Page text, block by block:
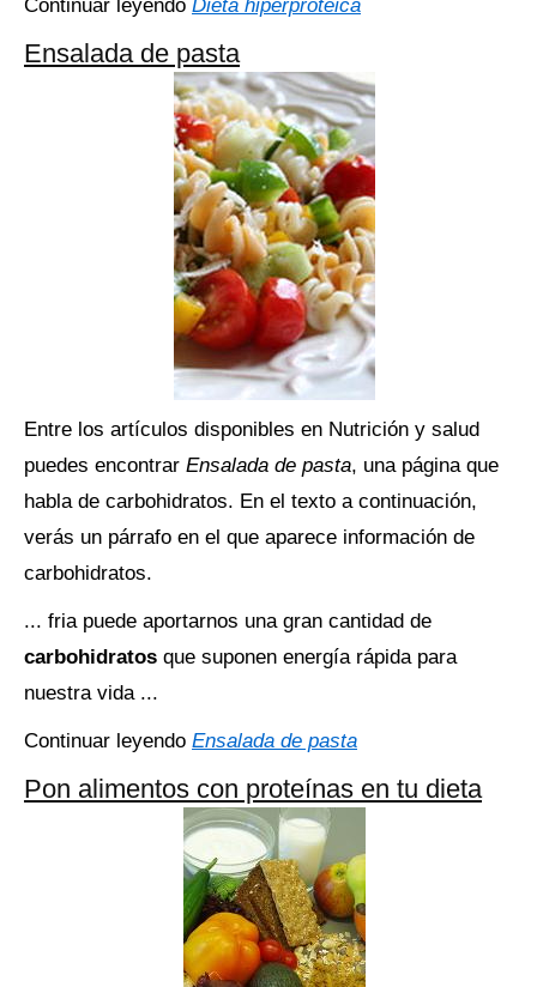
Continuar leyendo Dieta hiperproteica
Ensalada de pasta
Entre los artículos disponibles en Nutrición y salud
puedes encontrar Ensalada de pasta, una página que
habla de carbohidratos. En el texto a continuación,
verás un párrafo en el que aparece información de
carbohidratos.
... fria puede aportarnos una gran cantidad de
carbohidratos que suponen energía rápida para
nuestra vida ...
Continuar leyendo Ensalada de pasta
Pon alimentos con proteínas en tu dieta